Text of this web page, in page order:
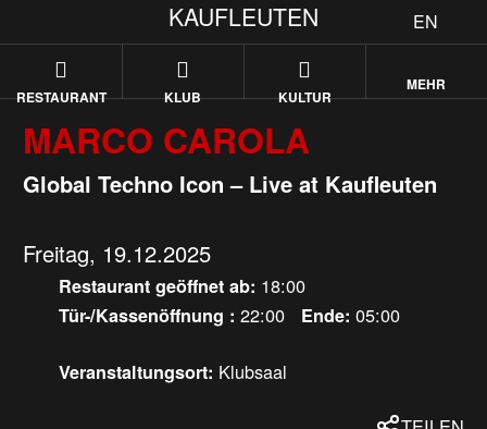
EN
KAUFLEUTEN
RESTAURANT KLUB KULTUR
MEHR
MARCO CAROLA
Global Techno Icon – Live at Kaufleuten
Freitag, 19.12.2025
Restaurant geöffnet ab: 18:00
Tür-/Kassenöffnung : 22:00 Ende: 05:00
Veranstaltungsort: Klubsaal